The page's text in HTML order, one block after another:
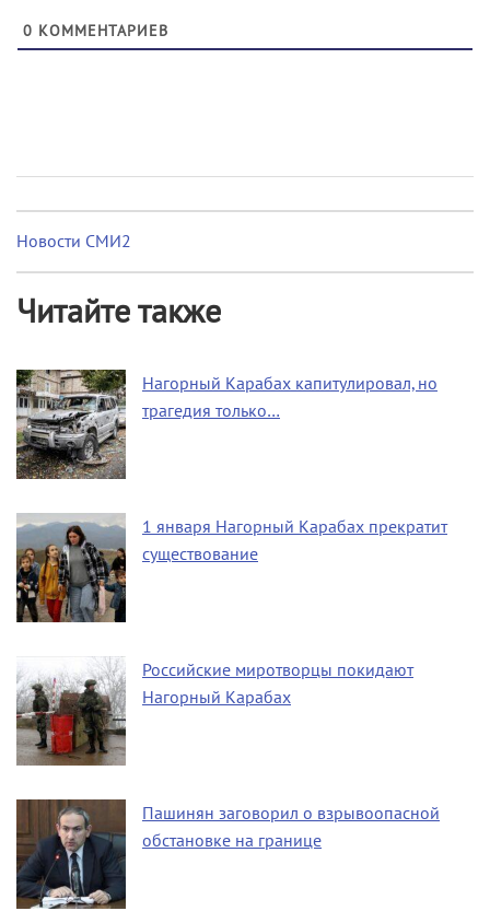
0 КОММЕНТАРИЕВ
Новости СМИ2
Читайте также
Нагорный Карабах капитулировал, но
трагедия только…
1 января Нагорный Карабах прекратит
существование
Российские миротворцы покидают
Нагорный Карабах
Пашинян заговорил о взрывоопасной
обстановке на границе